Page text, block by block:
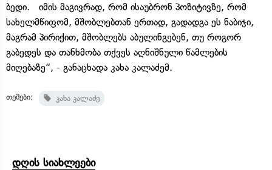
ბედი. იმის მაგივრად, რომ ისაუბრონ პოზიტივზე, რომ
სახელმწიფომ, მშობლებთან ერთად, გადადგა ეს ნაბიჯი,
მაგრამ პირიქით, მშობლებს აბულინგებენ, თუ როგორ
გაბედეს და თანხმობა თქვეს აღნიშნული წამლების
მიღებაზე“, - განაცხადა კახა კალაძემ.
თემები: კახა კალაძე
დღის სიახლეები